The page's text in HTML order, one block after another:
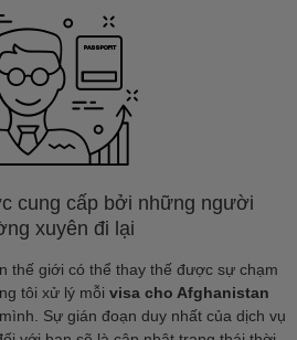
cung cấp bởi những người
xuyên đi lại
thế giới có thể thay thế được sự chạm
tôi xử lý mỗi visa cho Afghanistan
Sự gián đoạn duy nhất của dịch vụ